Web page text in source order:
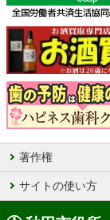
著作権
サイトの使い方